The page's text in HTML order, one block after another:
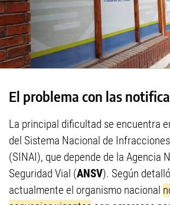
El problema con las
La principal dificultad se encuentra
del Sistema Nacional de
(SINAI), que depende de la Agencia
Seguridad Vial (ANSV). Según
actualmente el organismo nacional